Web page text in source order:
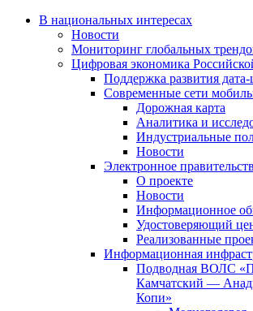
В национальных интересах
Новости
Мониторинг глобальных
Цифровая экономика
Поддержка развития дата-
Современные сети
Дорожная карта
Аналитика и
Индустриальные
Новости
Электронное
О проекте
Новости
Информационное
Удостоверяющий
Реализованные
Информационная
Подводная ВОЛС
Камчатский —
Копи»